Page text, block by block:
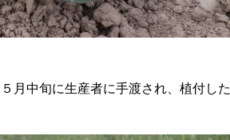
月中旬に生産者に手渡され、植付した